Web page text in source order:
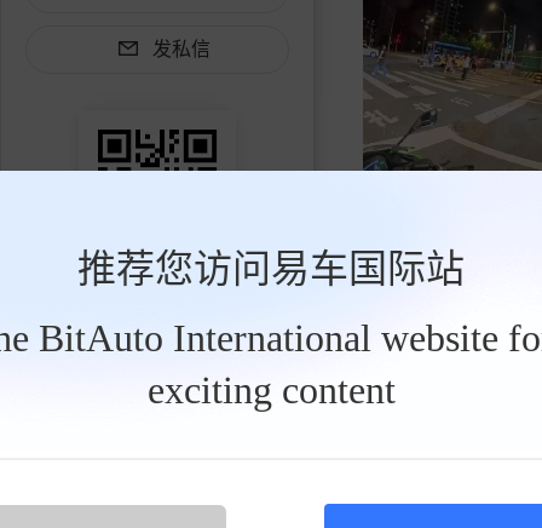
推荐您访问易车国际站
BitAuto International website
exciting content
发私信
买新车 上易车
月色等风酱 2026-08-06